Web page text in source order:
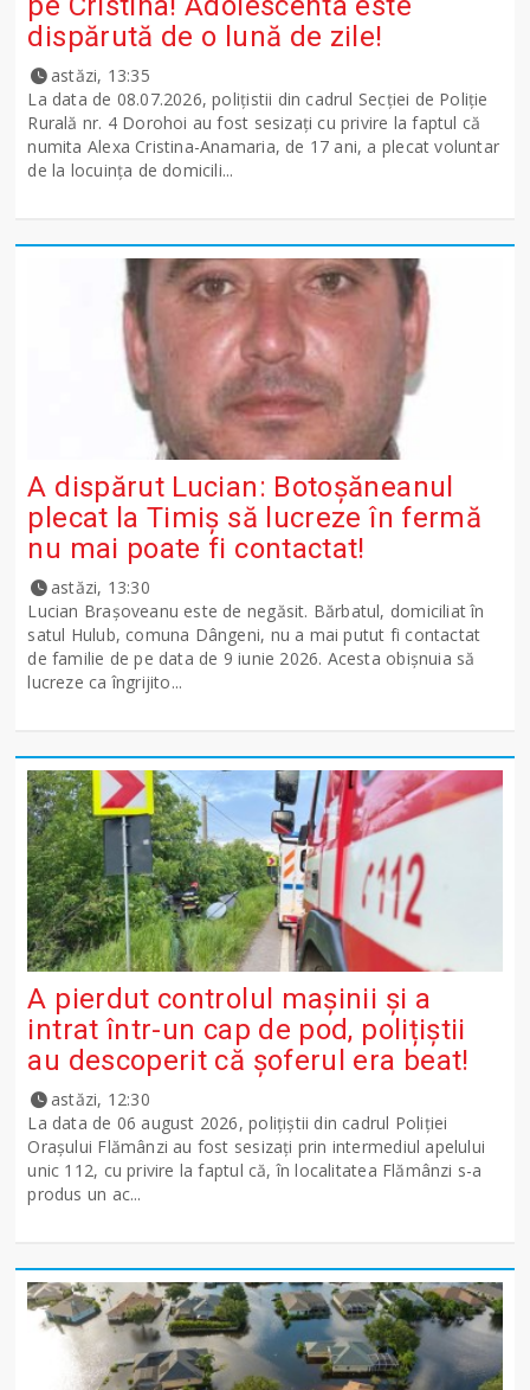
dispărută de o lună de zile!
astăzi, 13:35
La data de 08.07.2026, polițistii din cadrul Secției de Poliție
Rurală nr. 4 Dorohoi au fost sesizați cu privire la faptul că
numita Alexa Cristina-Anamaria, de 17 ani, a plecat voluntar
de la locuința de domicili...
A dispărut Lucian: Botoșăneanul
plecat la Timiș să lucreze în fermă
nu mai poate fi contactat!
astăzi, 13:30
Lucian Brașoveanu este de negăsit. Bărbatul, domiciliat în
satul Hulub, comuna Dângeni, nu a mai putut fi contactat
de familie de pe data de 9 iunie 2026. Acesta obișnuia să
lucreze ca îngrijito...
A pierdut controlul mașinii și a
intrat într-un cap de pod, polițiștii
au descoperit că șoferul era beat!
astăzi, 12:30
La data de 06 august 2026, polițiștii din cadrul Poliției
Orașului Flămânzi au fost sesizați prin intermediul apelului
unic 112, cu privire la faptul că, în localitatea Flămânzi s-a
produs un ac...